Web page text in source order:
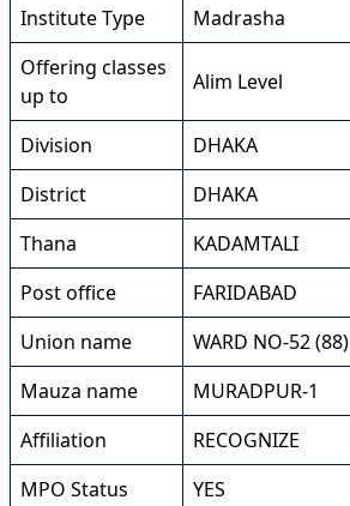
Institute Type
Madrasha
Offering classes
up to
Alim Level
Division
DHAKA
District
DHAKA
Thana
KADAMTALI
Post office
FARIDABAD
Union name
WARD NO-52 (88)
Mauza name
MURADPUR-1
Affiliation
RECOGNIZE
MPO Status
YES